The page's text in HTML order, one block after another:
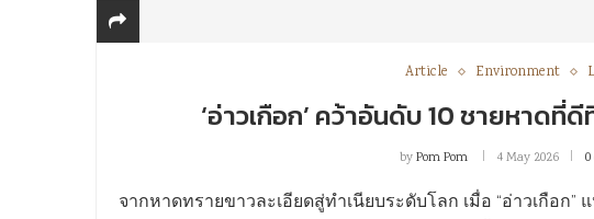
Article Environment
‘อ่าวเกือก’ คว้าอันดับ 10 ชายหาดที่
byPom Pom 4 May 2026
จากหาดทรายขาวละเอียดสู่ทำเนียบระดับโลก เมื่อ “อ่าวเกือก